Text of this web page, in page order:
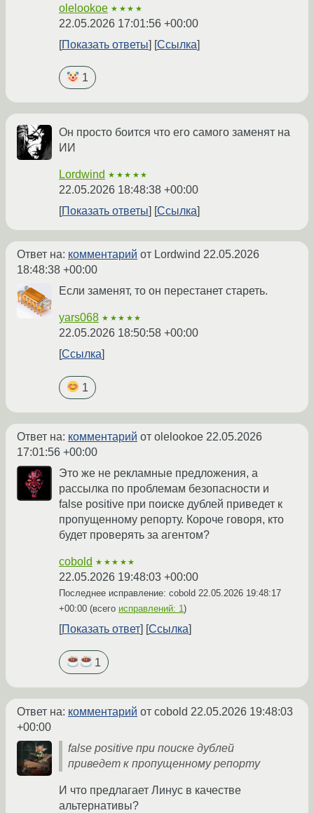
olelookoe ★★★★
22.05.2026 17:01:56 +00:00
Показать ответы
Ссылка
1
Он просто боится что его самого заменят на
ИИ
Lordwind ★★★★★
22.05.2026 18:48:38 +00:00
Показать ответы
Ссылка
Ответ на: комментарий от Lordwind 22.05.2026
18:48:38 +00:00
Если заменят, то он перестанет стареть.
yars068 ★★★★★
22.05.2026 18:50:58 +00:00
Ссылка
1
Ответ на: комментарий от olelookoe 22.05.2026
17:01:56 +00:00
Это же не рекламные предложения, а
рассылка по проблемам безопасности и
false positive при поиске дублей приведет к
пропущенному репорту. Короче говоря, кто
будет проверять за агентом?
cobold ★★★★★
22.05.2026 19:48:03 +00:00
Последнее исправление: cobold 22.05.2026 19:48:17
+00:00 (всего исправлений: 1)
Показать ответ Ссылка
1
Ответ на: комментарий от cobold 22.05.2026 19:48:03
+00:00
false positive при поиске дублей
приведет к пропущенному репорту
И что предлагает Линус в качестве
альтернативы?